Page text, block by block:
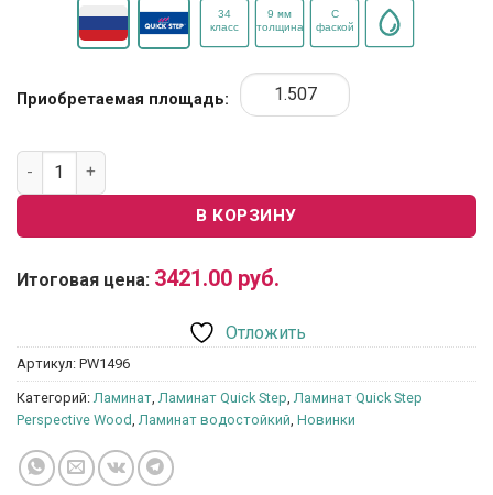
Приобретаемая площадь:
Количество товара Ламинат Quick Step Perspective Wood
В КОРЗИНУ
Итоговая цена: 3421.00 руб.
Отложить
Артикул: PW1496
Категорий: Ламинат Ламинат Quick Step Ламинат Quick Step
Perspective Wood Ламинат водостойкий Новинки